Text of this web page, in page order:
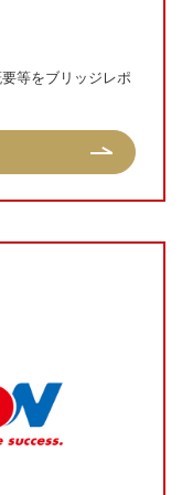
等をブリッジレポ